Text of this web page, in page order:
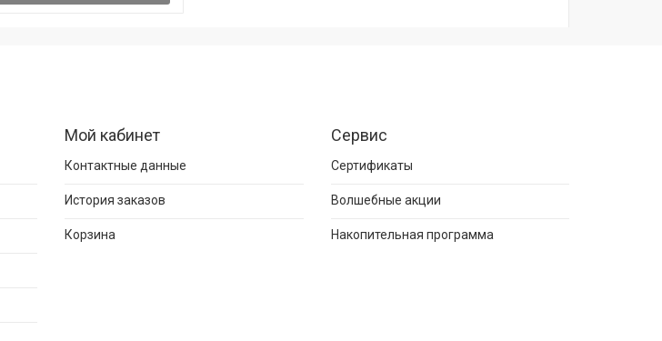
Мой кабинет
Контактные данные
История заказов
Корзина
Сервис
Сертификаты
Волшебные акции
Накопительная программа